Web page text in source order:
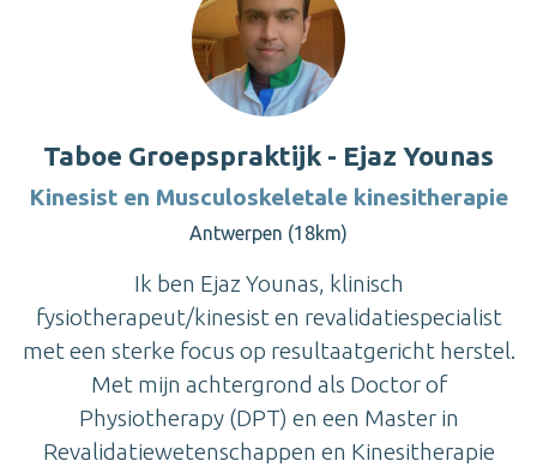
Taboe Groepspraktijk - Ejaz Younas
Kinesist en Musculoskeletale kinesitherapie
Antwerpen (18km)
Ik ben Ejaz Younas, klinisch
fysiotherapeut/kinesist en revalidatiespecialist
met een sterke focus op resultaatgericht herstel.
Met mijn achtergrond als Doctor of
Physiotherapy (DPT) en een Master in
Revalidatiewetenschappen en Kinesitherapie